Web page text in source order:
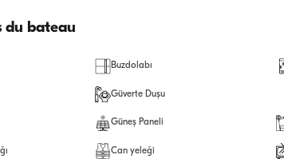
du bateau
Buzdolabı
Güverte Duşu
Güneş Paneli
Can yeleği